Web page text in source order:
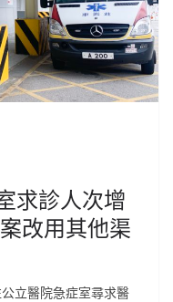
求診人次增
改用其他渠
立醫院急症室尋求醫